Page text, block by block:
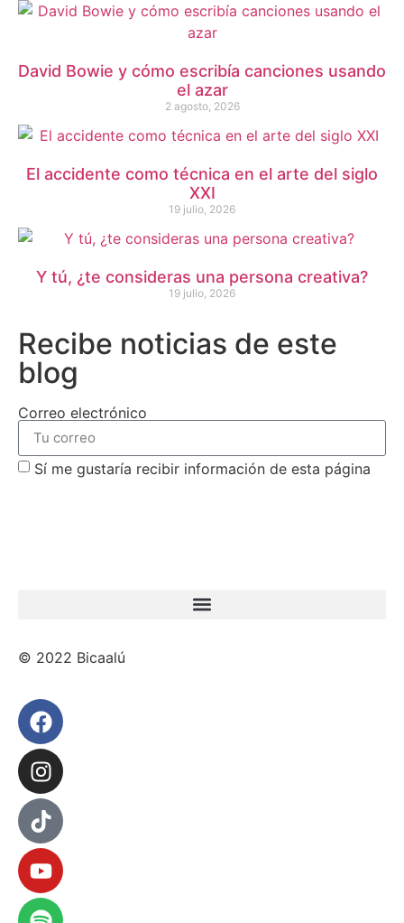
David Bowie y cómo escribía canciones usando
el azar
2 agosto, 2026
El accidente como técnica en el arte del siglo
XXI
19 julio, 2026
Y tú, ¿te consideras una persona creativa?
19 julio, 2026
Recibe noticias de este
blog
Correo electrónico
Sí me gustaría recibir información de esta página
© 2022 Bicaalú